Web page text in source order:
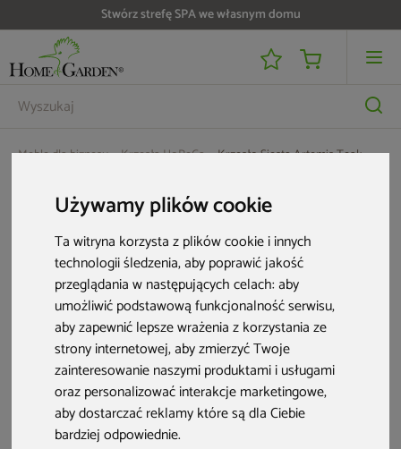
Używamy plików cookie
Ta witryna korzysta z plików cookie i innych
technologii śledzenia, aby poprawić jakość
przeglądania w następujących celach:aby
umożliwić podstawową funkcjonalność serwisu,
aby zapewnić lepsze wrażenia z korzystania ze
strony internetowej,aby zmierzyć Twoje
zainteresowanie naszymi produktami i usługami
oraz personalizować interakcje marketingowe,
aby dostarczać reklamy które są dla Ciebie
bardziej odpowiednie.
Stwórz strefę SPA we własnym domu
Meble dla biznesu Krzesła HoReCa Krzesło Siesta Artemis Teak